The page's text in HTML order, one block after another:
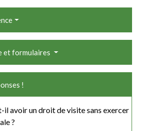
et formulaires
!
il avoir un droit de visite sans exercer
?